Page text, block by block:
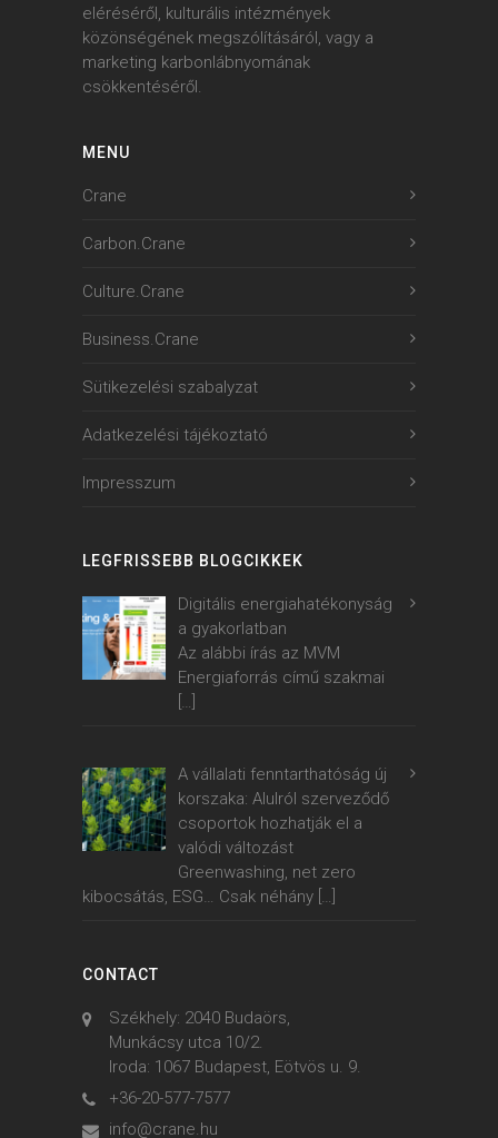
eléréséről, kulturális intézmények
közönségének megszólításáról, vagy a
marketing karbonlábnyomának
csökkentéséről.
MENU
Crane
Carbon.Crane
Culture.Crane
Business.Crane
Sütikezelési szabalyzat
Adatkezelési tájékoztató
Impresszum
LEGFRISSEBB BLOGCIKKEK
Digitális energiahatékonyság
a gyakorlatban
Az alábbi írás az MVM
Energiaforrás című szakmai
A vállalati fenntarthatóság új
korszaka: Alulról szerveződő
csoportok hozhatják el a
valódi változást
Greenwashing, net zero
kibocsátás, ESG… Csak néhány […]
CONTACT
Székhely: 2040 Budaörs,
Munkácsy utca 10/2.
Iroda: 1067 Budapest, Eötvös u. 9.
+36-20-577-7577
info@crane.hu